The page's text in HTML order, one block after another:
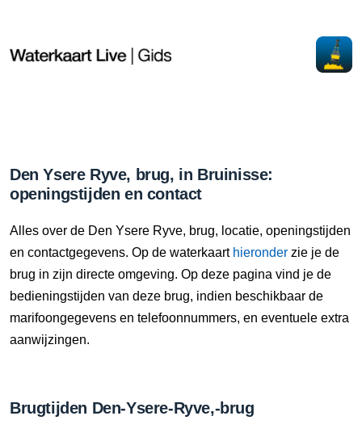
Den Ysere Ryve, brug, in Bruinisse:
openingstijden en contact
Alles over de Den Ysere Ryve, brug, locatie, openingstijden
en contactgegevens. Op de waterkaart hieronder zie je de
brug in zijn directe omgeving. Op deze pagina vind je de
bedieningstijden van deze brug, indien beschikbaar de
marifoongegevens en telefoonnummers, en eventuele extra
aanwijzingen.
Brugtijden Den-Ysere-Ryve,-brug